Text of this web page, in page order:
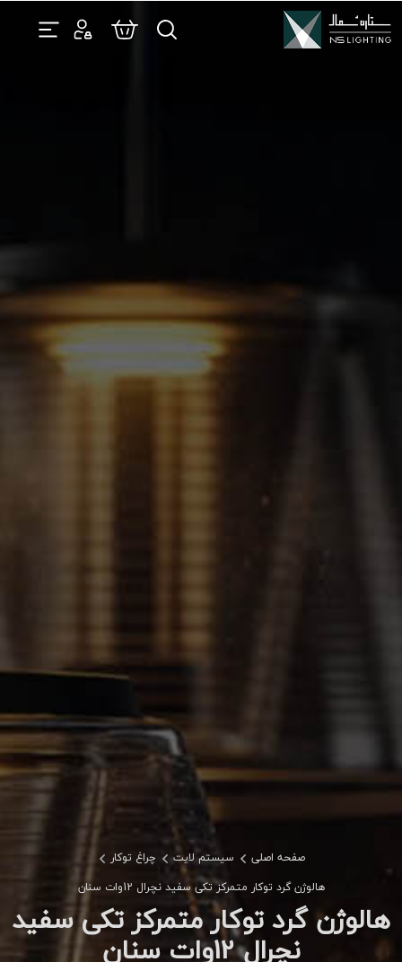
صفحه اصلی سیستم لایت
چراغ توکار
هالوژن گرد توکار متمرکز تکی سفید نچرال 12وات سنان
هالوژن گرد توکار متمرکز تکی سفید
نچرال 12وات سنان